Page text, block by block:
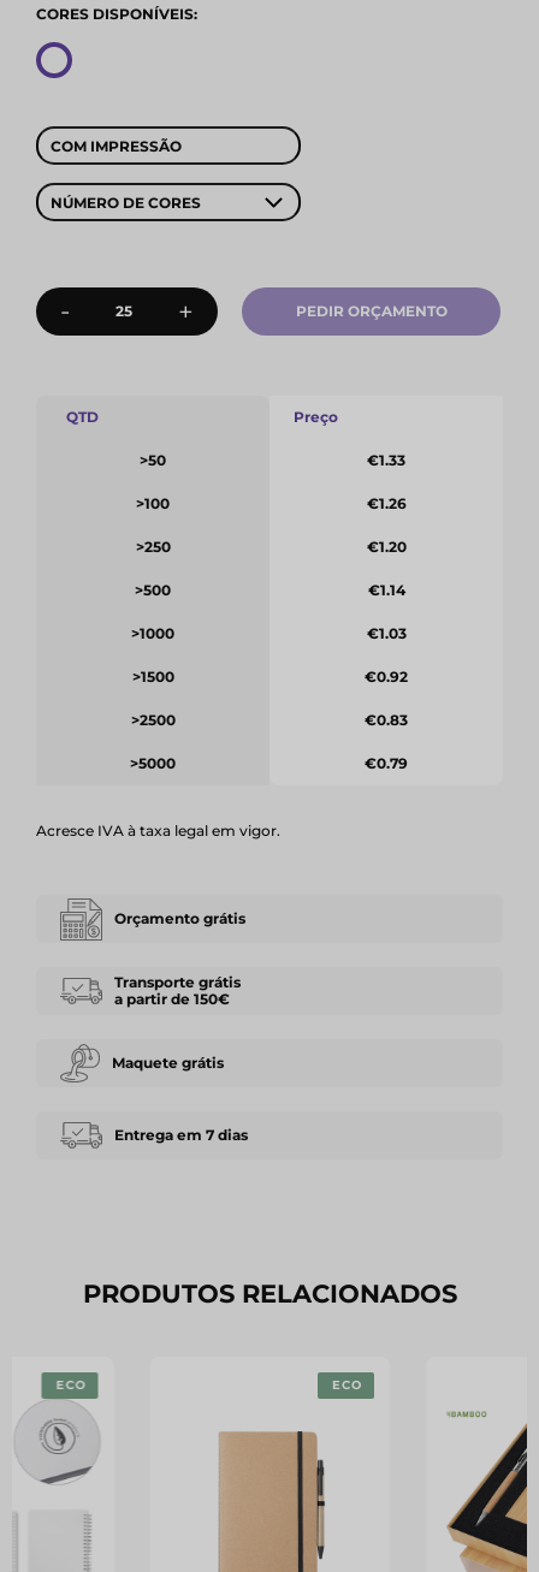
CORES DISPONÍVEIS:
COM IMPRESSÃO
NÚMERO DE CORES
- + PEDIR ORÇAMENTO
QTD
>50
>100
>250
>500
>1000
>1500
>2500
>5000
Preço
€1.33
€1.26
€1.20
€1.14
€1.03
€0.92
€0.83
€0.79
Acresce IVA à taxa legal em vigor.
Orçamento grátis
Transporte grátis
a partir de 150€
Maquete grátis
Entrega em 7 dias
PRODUTOS RELACIONADOS
ECO ECO